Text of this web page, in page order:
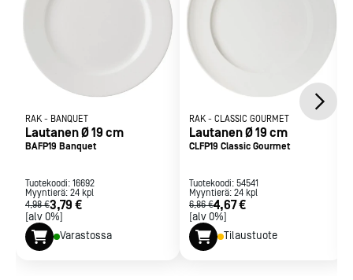
RAK - BANQUET
Lautanen Ø 19 cm
BAFP19 Banquet
Tuotekoodi: 16692
Myyntierä: 24 kpl
4,98 €3,79 €
[alv 0%]
Varastossa
RAK - CLASSIC GOURMET
Lautanen Ø 19 cm
CLFP19 Classic Gourmet
Tuotekoodi: 54541
Myyntierä: 24 kpl
6,86 €4,67 €
[alv 0%]
Tilaustuote